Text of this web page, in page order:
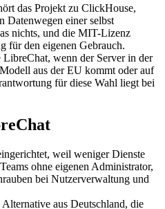
das Projekt zu ClickHouse,
Datenwegen einer selbst
nichts, und die MIT-Lizenz
für den eigenen Gebrauch.
wenn der Server in der
aus der EU kommt oder auf
für diese Wahl liegt bei
weil weniger Dienste
ohne eigenen Administrator,
bei Nutzerverwaltung und
aus Deutschland, die